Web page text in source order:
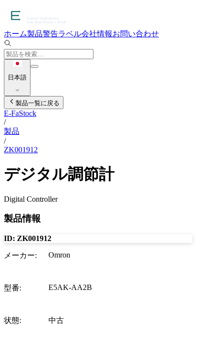
ホーム製品警告ラベル会社情報お問い合わせ
日本語
製品一覧に戻る
E-FaStock
/
製品
/
ZK001912
デジタル調節計
Digital Controller
製品情報
ID: ZK001912
メーカー: Omron
型番: E5AK-AA2B
状態: 中古